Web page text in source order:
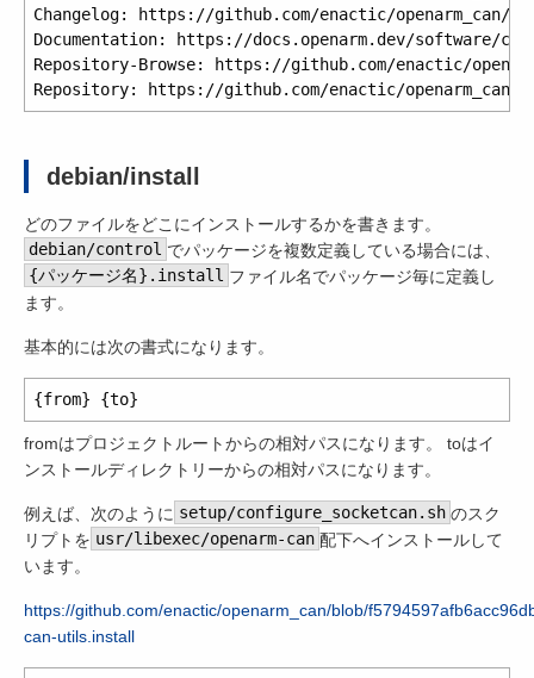
Changelog: https://github.com/enactic/openarm_can/
Documentation: https://docs.openarm.dev/software/
Repository-Browse: https://github.com/enactic/
debian/install
どのファイルをどこにインストールするかを書きます。
debian/control でパッケージを複数定義している場合には、
{パッケージ名}.install ファイル名でパッケージ毎に定義し
ます。
基本的には次の書式になります。
fromはプロジェクトルートからの相対パスになります。 toはイ
ンストールディレクトリーからの相対パスになります。
例えば、次のように setup/configure_socketcan.sh のスク
リプトを usr/libexec/openarm-can 配下へインストールして
います。
https://github.com/enactic/openarm_can/blob/
can-utils.install